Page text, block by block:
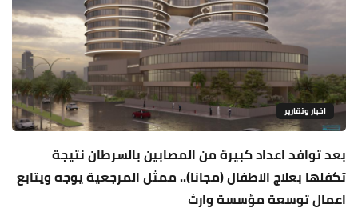
اخبار وتقارير
بعد توافد اعداد كبيرة من المصابين بالسرطان نتيجة
تكفلها بعلاج الاطفال (مجانا).. ممثل المرجعية يوجه ويتابع
اعمال توسعة مؤسسة وارث